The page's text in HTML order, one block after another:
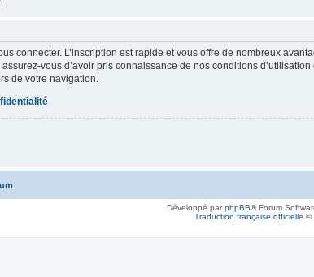
connecter. L’inscription est rapide et vous offre de nombreux
vous d’avoir pris connaissance de nos conditions
de votre navigation.
Développé parphpBB® Forum
Traduction française officielle ©